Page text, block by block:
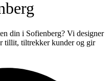
din i Sofienberg? Vi designer
tillit, tiltrekker kunder og gir